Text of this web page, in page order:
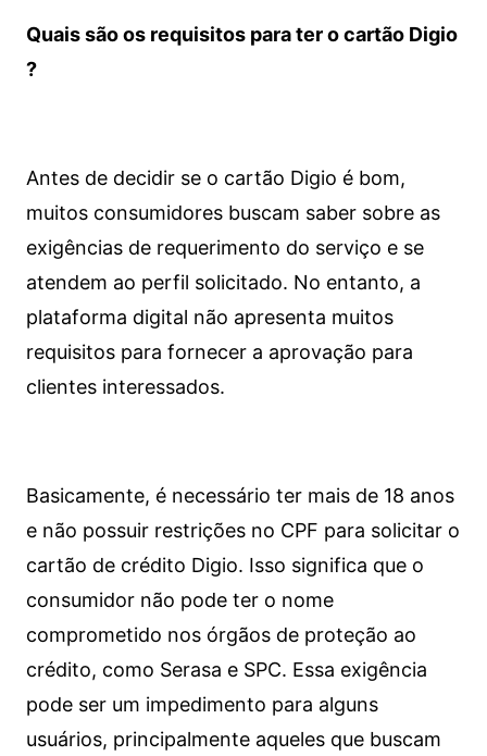
Quais são os requisitos para ter o cartão Digio
?
Antes de decidir se o cartão Digio é bom,
muitos consumidores buscam saber sobre as
exigências de requerimento do serviço e se
atendem ao perfil solicitado. No entanto, a
plataforma digital não apresenta muitos
requisitos para fornecer a aprovação para
clientes interessados.
Basicamente, é necessário ter mais de 18 anos
e não possuir restrições no CPF para solicitar o
cartão de crédito Digio. Isso significa que o
consumidor não pode ter o nome
comprometido nos órgãos de proteção ao
crédito, como Serasa e SPC. Essa exigência
pode ser um impedimento para alguns
usuários, principalmente aqueles que buscam